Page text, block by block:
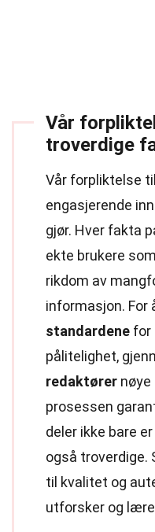
Vår
troverdige
Vår forpliktelse
engasjerende
gjør. Hver fakta
ekte brukere
rikdom av
informasjon. For
standardene for
pålitelighet,
redaktører nøye
prosessen
deler ikke bare
også troverdige.
til kvalitet og
utforsker og